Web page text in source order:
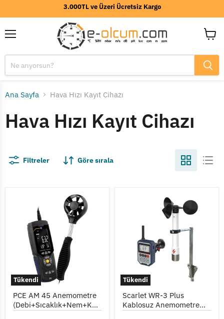
3.000TL ve Üzeri Ücretsiz Kargo
Ana Sayfa Hava Hızı Kayıt Cihazı
Hava Hızı Kayıt Cihazı
Filtreler Göre sırala
Tükendi
Anemometre
(Debi+Sıcaklık+Nem+Kayıt)
PCE AM 45 Anemometre
(Debi+Sıcaklık+Nem+Kayı
Tükendi
Kablosuz
Anemometre
Rüzgar
Scarlet WR-3 Plus
Kablosuz Anemometre